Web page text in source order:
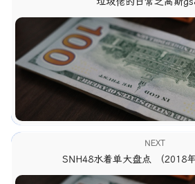
NEXT
SNH48水着单大盘点 （2018